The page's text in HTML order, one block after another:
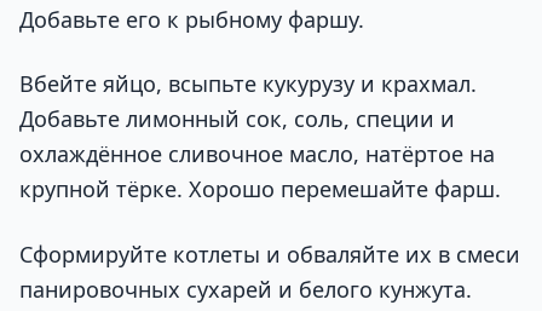
Добавьте его к рыбному фаршу.
Вбейте яйцо, всыпьте кукурузу и крахмал.
Добавьте лимонный сок, соль, специи и
охлаждённое сливочное масло, натёртое на
крупной тёрке. Хорошо перемешайте фарш.
Сформируйте котлеты и обваляйте их в смеси
панировочных сухарей и белого кунжута.